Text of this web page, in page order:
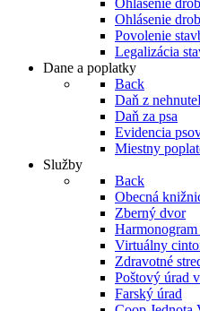
Ohlásenie
Ohlásenie
Povolenie
Legalizácia
Dane a poplatky
Back
Daň z
Daň za psa
Evidencia
Miestny
Služby
Back
Obecná
Zberný dvor
Virtuálny
Zdravotné
Poštový úrad
Farský úrad